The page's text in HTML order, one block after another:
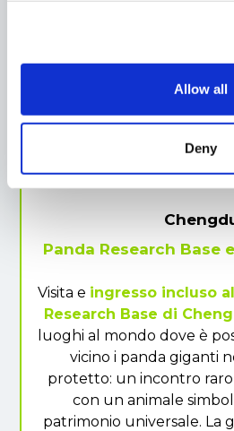
Allow all
Deny
Escursioni da una
Panda Research Base
Visita e ingresso incluso
Research Base di
luoghi al mondo dove è
vicino i panda giganti
protetto: un incontro
con un animale
patrimonio universale. La